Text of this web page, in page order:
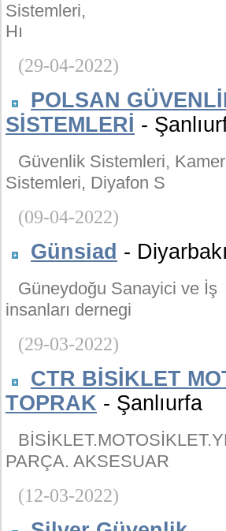
Sistemleri,
Hı
(29-04-2022)
POLSAN
SİSTEMLERİ -
Güvenlik Sistemleri,
Sistemleri, Diyafon S
(09-04-2022)
Günsiad -
Güneydoğu Sanayici ve İş
insanları dernegi
(29-03-2022)
CTR BİSİKLET
TOPRAK - Şanlıurfa
PARÇA. AKSESUAR
(12-03-2022)